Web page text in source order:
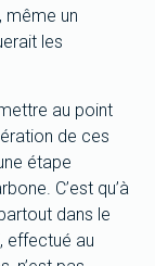
même un
les
au point
de ces
étape
C’est qu’à
dans le
effectué au